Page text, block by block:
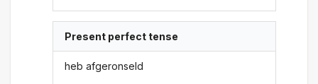
Present perfect tense
heb afgeronseld